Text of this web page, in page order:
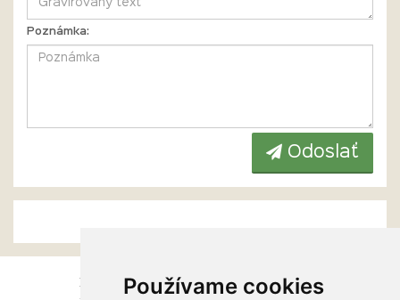
Používame cookies
Poznámka:
Odoslať
ESHOP RÝCHLE MENU